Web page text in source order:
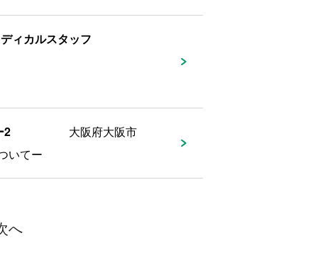
ィカルスタッフ
2
いてー
大阪府大阪市
へ